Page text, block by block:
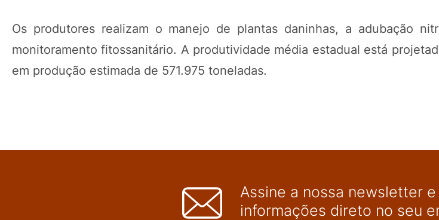
Os produtores realizam o manejo de plantas daninhas, a adubação
monitoramento fitossanitário. A produtividade média estadual está
em produção estimada de 571.975 toneladas.
Assine a nossa newsletter
informações direto no seu